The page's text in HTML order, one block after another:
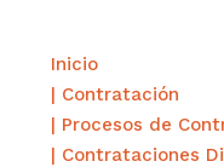
Inicio
| Contratación
| Procesos de
| Contrataciones